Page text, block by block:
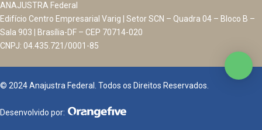
ANAJUSTRA Federal
Edifício Centro Empresarial Varig | Setor SCN – Quadra 04 – Bloco B –
Sala 903 | Brasília-DF – CEP 70714-020
CNPJ: 04.435.721/0001-85
© 2024 Anajustra Federal. Todos os Direitos Reservados.
Desenvolvido por: